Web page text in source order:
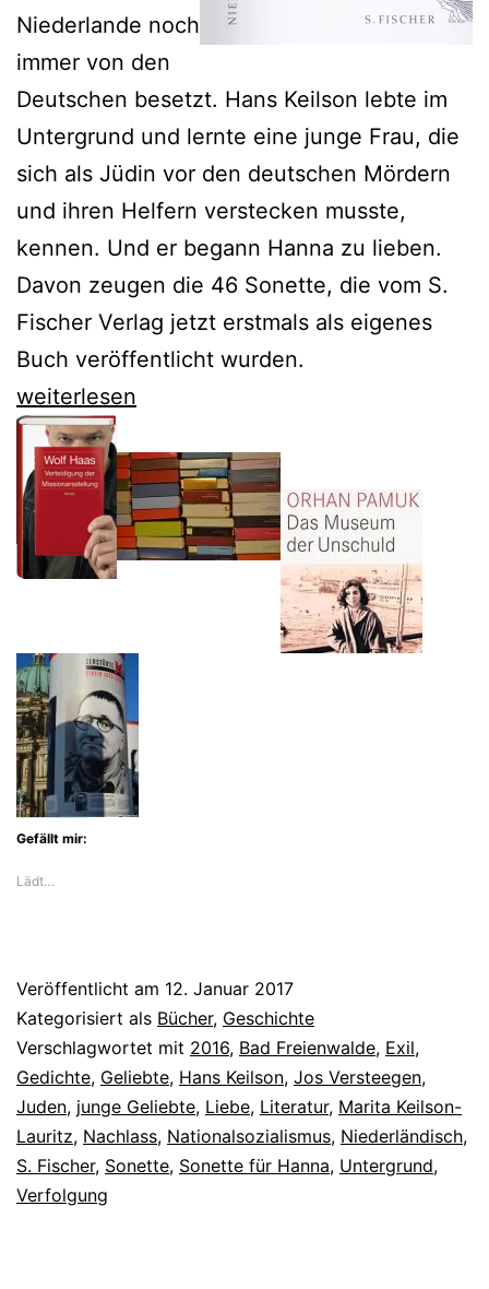
Niederlande noch
immer von den
Deutschen besetzt. Hans Keilson lebte im
Untergrund und lernte eine junge Frau, die
sich als Jüdin vor den deutschen Mördern
und ihren Helfern verstecken musste,
kennen. Und er begann Hanna zu lieben.
Davon zeugen die 46 Sonette, die vom S.
Fischer Verlag jetzt erstmals als eigenes
Buch veröffentlicht wurden.
Hans
Keilsons
Sonette
einer
verbotenen
Liebe
weiterlesen
Gefällt mir:
Lädt…
Veröffentlicht am 12. Januar 2017
Kategorisiert als Bücher, Geschichte
Verschlagwortet mit 2016, Bad Freienwalde, Exil,
Gedichte, Geliebte, Hans Keilson, Jos Versteegen,
Juden, junge Geliebte, Liebe, Literatur, Marita Keilson-
Lauritz, Nachlass, Nationalsozialismus, Niederländisch,
S. Fischer, Sonette, Sonette für Hanna, Untergrund,
Verfolgung